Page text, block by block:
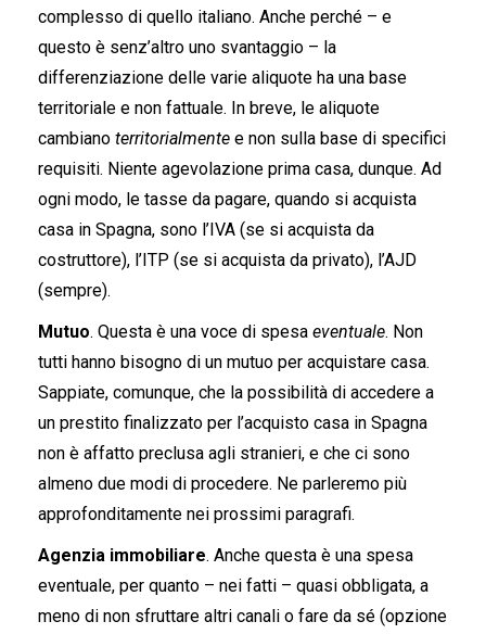
complesso di quello italiano. Anche perché – e
questo è senz’altro uno svantaggio – la
differenziazione delle varie aliquote ha una base
territoriale e non fattuale. In breve, le aliquote
cambiano territorialmente e non sulla base di specifici
requisiti. Niente agevolazione prima casa, dunque. Ad
ogni modo, le tasse da pagare, quando si acquista
casa in Spagna, sono l’IVA (se si acquista da
costruttore), l’ITP (se si acquista da privato), l’AJD
(sempre).
Mutuo. Questa è una voce di spesa eventuale. Non
tutti hanno bisogno di un mutuo per acquistare casa.
Sappiate, comunque, che la possibilità di accedere a
un prestito finalizzato per l’acquisto casa in Spagna
non è affatto preclusa agli stranieri, e che ci sono
almeno due modi di procedere. Ne parleremo più
approfonditamente nei prossimi paragrafi.
Agenzia immobiliare. Anche questa è una spesa
eventuale, per quanto – nei fatti – quasi obbligata, a
meno di non sfruttare altri canali o fare da sé (opzione